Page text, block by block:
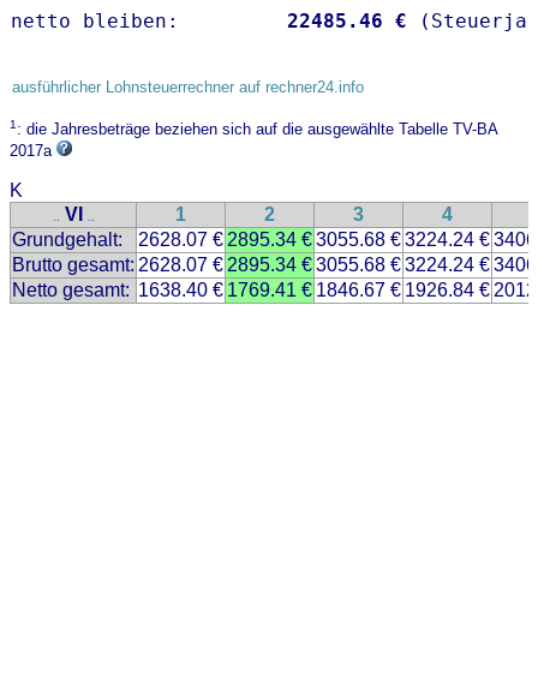
netto bleiben: 22485.46 €
ausführlicher Lohnsteuerrechner auf rechner24.info
1: die Jahresbeträge beziehen sich auf die ausgewählte Tabelle TV-BA
2017a
K
.. VI .. 1 2 3 4
Grundgehalt:
2628.07 € 2895.34 €3055.68 €3224.24 €
Brutto gesamt: 2628.07 € 2895.34 €3055.68 €3224.24 €
Netto gesamt: 1638.40 € 1769.41 € 1846.67 € 1926.84 €